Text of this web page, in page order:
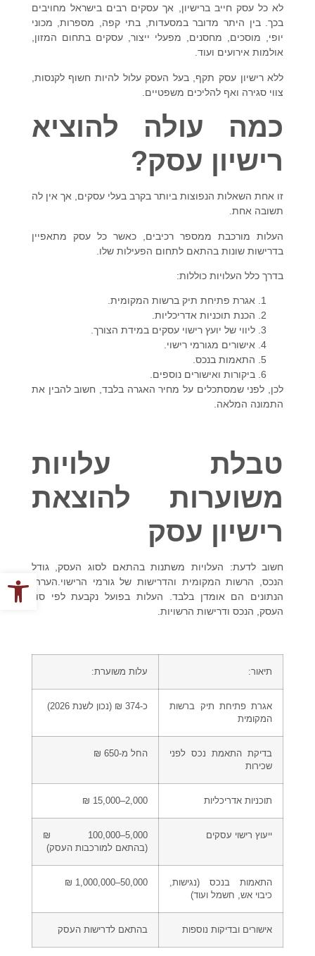
לא כל עסק חייב ברישיון, אך עסקים רבים בישראל מחויבים
בכך. בין היתר מדובר במסעדות, בתי קפה, מספרות, מכוני
יופי, מוסכים, מחסנים, מפעלי ייצור, עסקים בתחום המזון,
אולמות אירועים ועוד.
ללא רישיון עסק תקף, בעל העסק עלול להיות חשוף לקנסות,
צווי סגירה ואף להליכים משפטיים.
כמה עולה להוציא
רישיון עסק?
זו אחת השאלות הנפוצות ביותר בקרב בעלי עסקים, אך אין לה
תשובה אחת.
העלות מורכבת ממספר רכיבים, כאשר כל עסק מתאפיין
בדרישות שונות בהתאם לתחום הפעילות שלו.
בדרך כלל העלויות כוללות:
אגרת פתיחת תיק ברשות המקומית.
הכנת תוכניות אדריכליות.
ליווי של יועץ רישוי עסקים במידת הצורך.
אישורים מגורמי רישוי.
התאמות בנכס.
ביקורות ואישורים נוספים.
לכן, לפני שמסתכלים על מחיר האגרה בלבד, חשוב להבין את
התמונה המלאה.
טבלת עלויות
משוערות להוצאת
רישיון עסק
חשוב לדעת: העלויות משתנות בהתאם לסוג העסק, גודל
הנכס, הרשות המקומית והדרישות של גורמי הרישוי. הערה:
הנתונים הם אומדן בלבד. העלות בפועל נקבעת לפי סוג
העסק, הנכס ודרישות הרשויות.
תיאור: עלות משוערת:
אגרת פתיחת תיק ברשות
המקומית
כ-374 ₪ (נכון לשנת 2026)
בדיקת התאמת נכס לפני
שכירות
החל מ-650 ₪
תוכניות אדריכליות 2,000–15,000 ₪
ייעוץ רישוי עסקים
5,000–100,000 ₪
(בהתאם למורכבות העסק)
התאמות בנכס (נגישות,
כיבוי אש, חשמל ועוד)
50,000–1,000,000 ₪
אישורים ובדיקות נוספות בהתאם לדרישות העסק
פתח